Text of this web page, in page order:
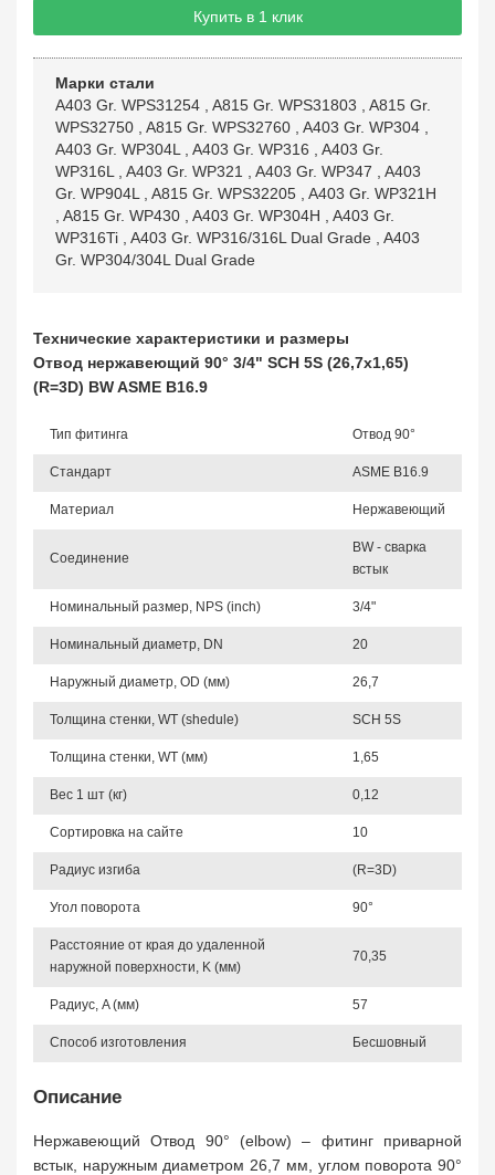
Купить в 1 клик
Марки стали
A403 Gr. WPS31254
A815 Gr. WPS31803
A815 Gr.
WPS32750
A815 Gr. WPS32760 A403 Gr. WP304
A403 Gr. WP304L
A403 Gr. WP316
A403 Gr.
WP316L
A403 Gr. WP321 A403 Gr. WP347
A403
Gr. WP904L
A815 Gr. WPS32205
A403 Gr. WP321H
A815 Gr. WP430 A403 Gr. WP304H
A403 Gr.
WP316Ti
A403 Gr. WP316/316L Dual Grade
A403
Gr. WP304/304L Dual Grade
Технические характеристики и размеры
Отвод нержавеющий 90° 3/4" SCH 5S (26,7х1,65)
(R=3D) BW ASME B16.9
Тип фитинга Отвод 90°
Стандарт ASME B16.9
Материал Нержавеющий
Соединение
BW - сварка
встык
Номинальный размер, NPS (inch) 3/4"
Номинальный диаметр, DN 20
Наружный диаметр, OD (мм) 26,7
Толщина стенки, WT (shedule) SCH 5S
Толщина стенки, WT (мм) 1,65
Вес 1 шт (кг) 0,12
Сортировка на сайте 10
Радиус изгиба (R=3D)
Угол поворота 90°
Расстояние от края до удаленной
наружной поверхности, K (мм)
70,35
Радиус, A (мм) 57
Способ изготовления Бесшовный
Описание
Нержавеющий Отвод 90° (elbow) – фитинг приварной
встык, наружным диаметром 26,7 мм, углом поворота 90°